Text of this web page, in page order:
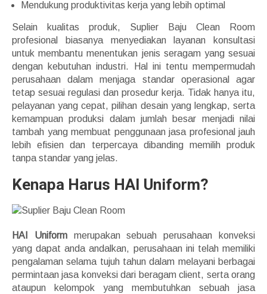
Mendukung produktivitas kerja yang lebih optimal
Selain kualitas produk, Suplier Baju Clean Room
profesional biasanya menyediakan layanan konsultasi
untuk membantu menentukan jenis seragam yang sesuai
dengan kebutuhan industri. Hal ini tentu mempermudah
perusahaan dalam menjaga standar operasional agar
tetap sesuai regulasi dan prosedur kerja. Tidak hanya itu,
pelayanan yang cepat, pilihan desain yang lengkap, serta
kemampuan produksi dalam jumlah besar menjadi nilai
tambah yang membuat penggunaan jasa profesional jauh
lebih efisien dan terpercaya dibanding memilih produk
tanpa standar yang jelas.
Kenapa Harus HAI Uniform?
HAI Uniformmerupakan sebuah perusahaan konveksi
yang dapat anda andalkan, perusahaan ini telah memiliki
pengalaman selama tujuh tahun dalam melayani berbagai
permintaan jasa konveksi dari beragam client, serta orang
ataupun kelompok yang membutuhkan sebuah jasa